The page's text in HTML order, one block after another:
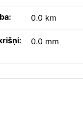
0.0 km
0.0 mm